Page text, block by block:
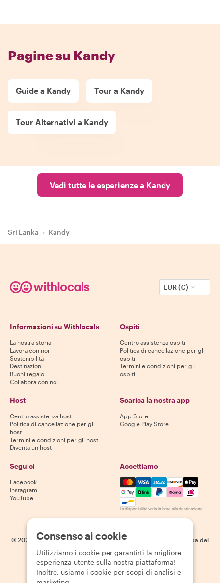
Pagine su Kandy
Guide a Kandy Tour a Kandy
Tour Alternativi a Kandy
Vedi tutte le esperienze a Kandy
Sri Lanka › Kandy
EUR (€)
Informazioni su Withlocals
La nostra storia
Lavora con noi
Sostenibilità
Destinazioni
Buoni regalo
Collabora con noi
Ospiti
Centro assistenza ospiti
Politica di cancellazione per gli
ospiti
Termini e condizioni per gli
ospiti
Host
Centro assistenza host
Politica di cancellazione per gli
host
Termini e condizioni per gli host
Diventa un host
Scarica la nostra app
App Store
Google Play Store
Seguici
Facebook
Instagram
YouTube
Accettiamo
Mastercard, Visa, Amex,
La disponibilità varia in base alla destinazione
© 2026 Withlocals.com | Informativa sulla privacy
Mappa del
Consenso ai cookie
Utilizziamo i cookie per garantirti la migliore
esperienza utente sulla nostra piattaforma!
Inoltre, usiamo i cookie per scopi di analisi e